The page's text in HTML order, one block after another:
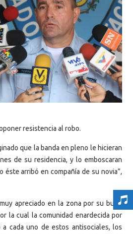
resistencia al robo.
que la banda en pleno le hicieran
de su residencia, y lo emboscaran
éste arribó en compañía de su novia”,
apreciado en la zona por su buen
la cual la comunidad enardecida por
cada uno de estos antisociales, los